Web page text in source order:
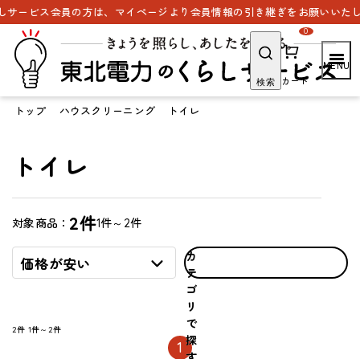
ビス会員の方は、マイページより会員情報の引き継ぎをお願いいたしま
検索 カート
0
トップ ハウスクリーニング トイレ
トイレ
対象商品： 2件1件～2件
価格が安い
カ
テ
ゴ
リ
で
探
2件 1件～2件
1